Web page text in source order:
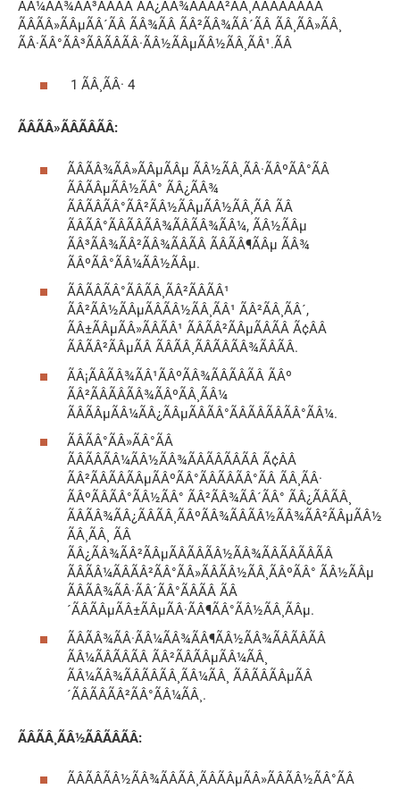
ÃÂ¼ÃÂ¾ÃÂ³ÃÂÃÂ ÃÂ¿ÃÂ¾ÃÂÃÂ²ÃÂ¸ÃÂÃÂÃÂÃÂ
ÃÂÃÂ»ÃÂµÃÂ´ÃÂ ÃÂ¾ÃÂ ÃÂ²ÃÂ¾ÃÂ´ÃÂ ÃÂ¸ÃÂ»ÃÂ¸
ÃÂ·ÃÂ°ÃÂ³ÃÂÃÂÃÂ·ÃÂ½ÃÂµÃÂ½ÃÂ¸ÃÂ¹.ÃÂ
1 ÃÂ¸ÃÂ· 4
ÃÂÃÂ»ÃÂÃÂÃÂ:
ÃÂÃÂ¾ÃÂ»ÃÂµÃÂµ ÃÂ½ÃÂ¸ÃÂ·ÃÂºÃÂ°ÃÂ
ÃÂÃÂµÃÂ½ÃÂ° ÃÂ¿ÃÂ¾
ÃÂÃÂÃÂ°ÃÂ²ÃÂ½ÃÂµÃÂ½ÃÂ¸ÃÂ ÃÂ
ÃÂÃÂ°ÃÂÃÂÃÂ¾ÃÂÃÂ¾ÃÂ¼, ÃÂ½ÃÂµ
ÃÂ³ÃÂ¾ÃÂ²ÃÂ¾ÃÂÃÂ ÃÂÃÂ¶ÃÂµ ÃÂ¾
ÃÂºÃÂ°ÃÂ¼ÃÂ½ÃÂµ.
ÃÂÃÂÃÂ°ÃÂÃÂ¸ÃÂ²ÃÂÃÂ¹
ÃÂ²ÃÂ½ÃÂµÃÂÃÂ½ÃÂ¸ÃÂ¹ ÃÂ²ÃÂ¸ÃÂ´,
ÃÂ±ÃÂµÃÂ»ÃÂÃÂ¹ ÃÂÃÂ²ÃÂµÃÂÃÂ Ã¢ÂÂ
ÃÂÃÂ²ÃÂµÃÂ ÃÂÃÂ¸ÃÂÃÂÃÂ¾ÃÂÃÂ.
ÃÂ¡ÃÂÃÂ¾ÃÂ¹ÃÂºÃÂ¾ÃÂÃÂÃÂ ÃÂº
ÃÂ²ÃÂÃÂÃÂ¾ÃÂºÃÂ¸ÃÂ¼
ÃÂÃÂµÃÂ¼ÃÂ¿ÃÂµÃÂÃÂ°ÃÂÃÂÃÂÃÂ°ÃÂ¼.
ÃÂÃÂ°ÃÂ»ÃÂ°ÃÂ
ÃÂÃÂÃÂ¼ÃÂ½ÃÂ¾ÃÂÃÂÃÂÃÂ Ã¢ÂÂ
ÃÂ²ÃÂÃÂÃÂµÃÂºÃÂ°ÃÂÃÂÃÂ°ÃÂ ÃÂ¸ÃÂ·
ÃÂºÃÂÃÂ°ÃÂ½ÃÂ° ÃÂ²ÃÂ¾ÃÂ´ÃÂ° ÃÂ¿ÃÂÃÂ¸
ÃÂÃÂ¾ÃÂ¿ÃÂÃÂ¸ÃÂºÃÂ¾ÃÂÃÂ½ÃÂ¾ÃÂ²ÃÂµÃÂ½
ÃÂ¸ÃÂ¸ ÃÂ
ÃÂ¿ÃÂ¾ÃÂ²ÃÂµÃÂÃÂÃÂ½ÃÂ¾ÃÂÃÂÃÂÃÂ
ÃÂÃÂ¼ÃÂÃÂ²ÃÂ°ÃÂ»ÃÂÃÂ½ÃÂ¸ÃÂºÃÂ° ÃÂ½ÃÂµ
ÃÂÃÂ¾ÃÂ·ÃÂ´ÃÂ°ÃÂÃÂ ÃÂ
´ÃÂÃÂµÃÂ±ÃÂµÃÂ·ÃÂ¶ÃÂ°ÃÂ½ÃÂ¸ÃÂµ.
ÃÂÃÂ¾ÃÂ·ÃÂ¼ÃÂ¾ÃÂ¶ÃÂ½ÃÂ¾ÃÂÃÂÃÂ
ÃÂ¼ÃÂÃÂÃÂ ÃÂ²ÃÂÃÂµÃÂ¼ÃÂ¸
ÃÂ¼ÃÂ¾ÃÂÃÂÃÂ¸ÃÂ¼ÃÂ¸ ÃÂÃÂÃÂµÃÂ
´ÃÂÃÂÃÂ²ÃÂ°ÃÂ¼ÃÂ¸.
ÃÂÃÂ¸ÃÂ½ÃÂÃÂÃÂ:
ÃÂÃÂÃÂ½ÃÂ¾ÃÂÃÂ¸ÃÂÃÂµÃÂ»ÃÂÃÂ½ÃÂ°ÃÂ